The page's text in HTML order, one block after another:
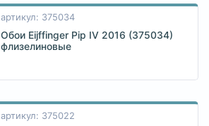
артикул: 375034
Обои Eijffinger Pip IV 2016 (375034)
флизелиновые
артикул: 375022